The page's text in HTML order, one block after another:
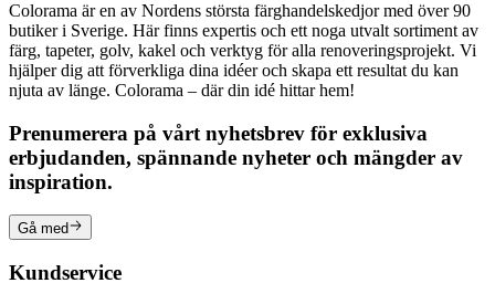
Colorama är en av Nordens största färghandelskedjor med över 90
butiker i Sverige. Här finns expertis och ett noga utvalt sortiment av
färg, tapeter, golv, kakel och verktyg för alla renoveringsprojekt. Vi
hjälper dig att förverkliga dina idéer och skapa ett resultat du kan
njuta av länge. Colorama – där din idé hittar hem!
Prenumerera på vårt nyhetsbrev för exklusiva
erbjudanden, spännande nyheter och mängder av
inspiration.
Gå med
Kundservice